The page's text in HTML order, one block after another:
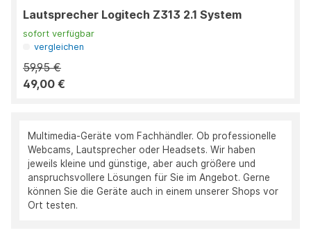
Lautsprecher Logitech Z313 2.1 System
sofort verfügbar
vergleichen
59,95 €
49,00 €
Multimedia-Geräte vom Fachhändler. Ob professionelle
Webcams, Lautsprecher oder Headsets. Wir haben
jeweils kleine und günstige, aber auch größere und
anspruchsvollere Lösungen für Sie im Angebot. Gerne
können Sie die Geräte auch in einem unserer Shops vor
Ort testen.